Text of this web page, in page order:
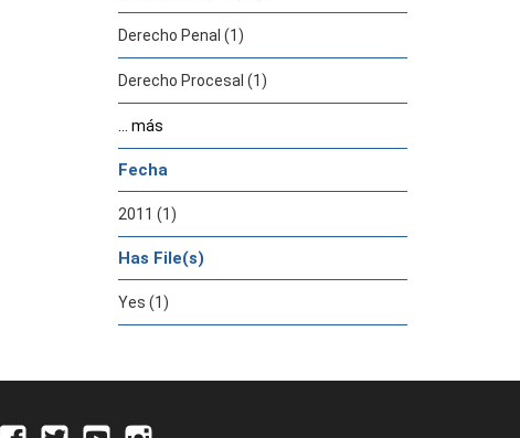
Derecho Penal (1)
Derecho Procesal (1)
... más
Fecha
2011 (1)
Has File(s)
Yes (1)